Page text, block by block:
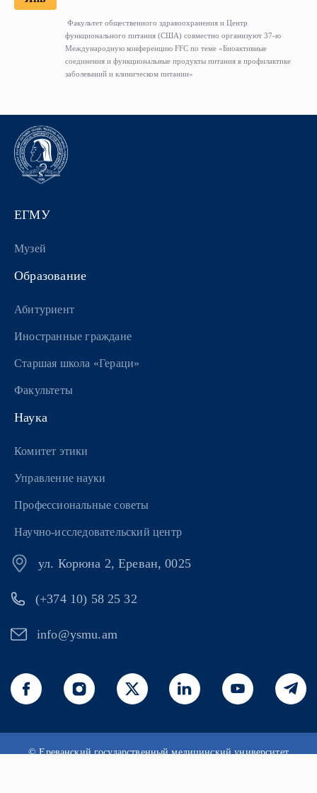
Факультет общественного здравоохранения и Центр
функционального питания (США) совместно организуют 37-ю
Международную конференцию FFC по теме «Биоактивные
соединения и функциональные продукты питания в профилактике
заболеваний и клиническом питании»
ЕГМУ
Музей
Образование
Абитуриент
Иностранные граждане
Старшая школа «Гераци»
Факультеты
Наука
Комитет этики
Управление науки
Профессиональные советы
Научно-исследовательский центр
ул. Корюна 2, Ереван, 0025
(+374 10) 58 25 32
info@ysmu.am
© Ереванский государственный медицинский университет